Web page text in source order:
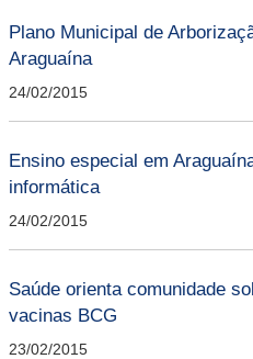
Plano Municipal de
Araguaína
24/02/2015
Ensino especial em
informática
24/02/2015
Saúde orienta comunidade
vacinas BCG
23/02/2015